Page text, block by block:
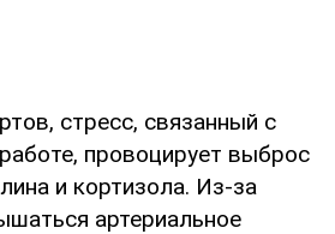
стресс, связанный с
провоцирует выброс
и кортизола. Из-за
артериальное